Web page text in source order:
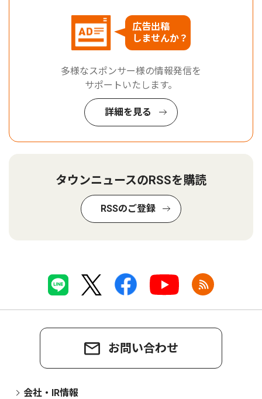
広告出稿
しませんか？
多様なスポンサー様の情報発信を
サポートいたします。
詳細を見る
タウンニュースのRSSを購読
RSSのご登録
お問い合わせ
会社・IR情報